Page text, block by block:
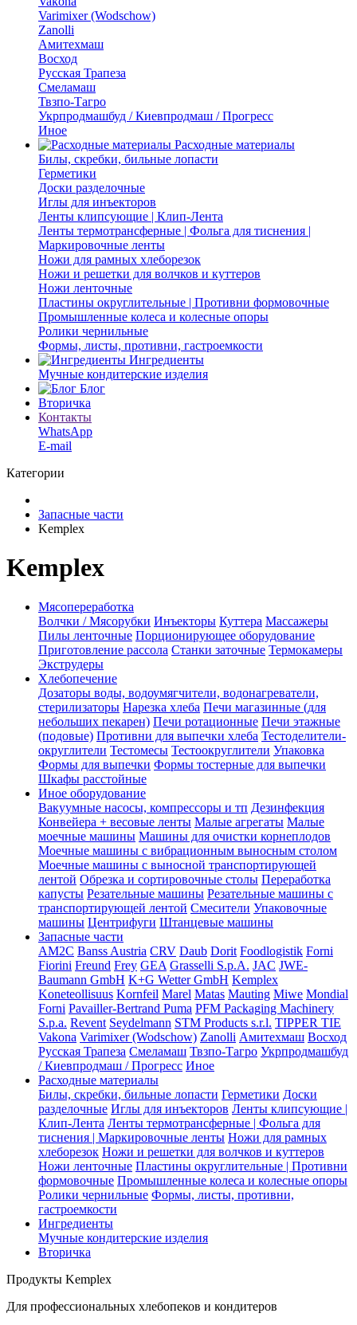
Varimixer (Wodschow)
Zanolli
Амитехмаш
Восход
Русская Трапеза
Смеламаш
Твзпо-Тагро
Укрпродмашбуд / Киевпродмаш / Прогресс
Иное
Расходные материалы
Билы, скребки, бильные лопасти
Герметики
Доски разделочные
Иглы для инъекторов
Ленты клипсующие | Клип-Лента
Ленты термотрансферные | Фольга для тиснения |
Маркировочные ленты
Ножи для рамных хлеборезок
Ножи и решетки для волчков и куттеров
Ножи ленточные
Пластины округлительные | Противни формовочные
Промышленные колеса и колесные опоры
Ролики чернильные
Формы, листы, противни, гастроемкости
Ингредиенты
Мучные кондитерские изделия
Блог
Вторичка
Контакты
WhatsApp
E-mail
Категории
Запасные части
Kemplex
Kemplex
Мясопереработка
Волчки / Мясорубки Инъекторы Куттера Массажеры
Пилы ленточные Порционирующее оборудование
Приготовление рассола Станки заточные Термокамеры
Экструдеры
Хлебопечение
Дозаторы воды, водоумягчители, водонагреватели,
стерилизаторы Нарезка хлеба Печи магазинные (для
небольших пекарен) Печи ротационные Печи этажные
(подовые) Противни для выпечки хлеба Тестоделители-
округлители Тестомесы Тестоокруглители Упаковка
Формы для выпечки Формы тостерные для выпечки
Шкафы расстойные
Иное оборудование
Вакуумные насосы, компрессоры и тп Дезинфекция
Конвейера + весовые ленты Малые агрегаты Малые
моечные машины Машины для очистки корнеплодов
Моечные машины с вибрационным выносным столом
Моечные машины с выносной транспортирующей
лентой Обрезка и сортировочные столы Переработка
капусты Резательные машины Резательные машины с
транспортирующей лентой Смесители Упаковочные
машины Центрифуги Штанцевые машины
Запасные части
AM2C Banss Austria CRV Daub Dorit Foodlogistik Forni
Fiorini Freund Frey GEA Grasselli S.p.A. JAC JWE-
Baumann GmbH K+G Wetter GmbH Kemplex
Koneteollisuus Kornfeil Marel Matas Mauting Miwe Mondial
Forni Pavailler-Bertrand Puma PFM Packaging Machinery
S.p.a. Revent Seydelmann STM Products s.r.l. TIPPER TIE
Vakona Varimixer (Wodschow) Zanolli Амитехмаш Восход
Русская Трапеза Смеламаш Твзпо-Тагро Укрпродмашбуд
/ Киевпродмаш / Прогресс Иное
Расходные материалы
Билы, скребки, бильные лопасти Герметики Доски
разделочные Иглы для инъекторов Ленты клипсующие |
Клип-Лента Ленты термотрансферные | Фольга для
тиснения | Маркировочные ленты Ножи для рамных
хлеборезок Ножи и решетки для волчков и куттеров
Ножи ленточные Пластины округлительные | Противни
формовочные Промышленные колеса и колесные опоры
Ролики чернильные Формы, листы, противни,
гастроемкости
Ингредиенты
Мучные кондитерские изделия
Вторичка
Продукты Kemplex
Для профессиональных хлебопеков и кондитеров